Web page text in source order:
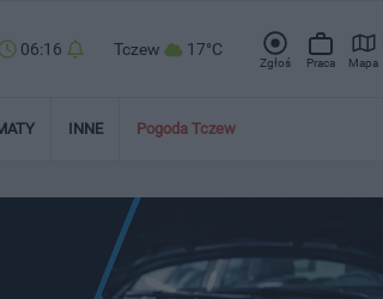
06:16 Tczew 17°C
Zgłoś Praca Mapa
INNE Pogoda Tczew